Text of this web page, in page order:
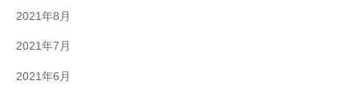
2021年8月
2021年7月
2021年6月